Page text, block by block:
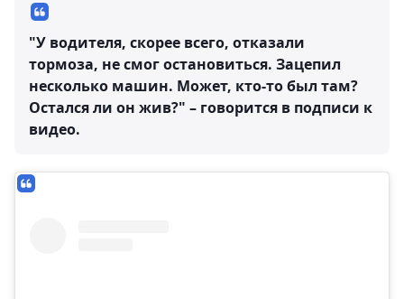
"У водителя, скорее всего, отказали
тормоза, не смог остановиться. Зацепил
несколько машин. Может, кто-то был там?
Остался ли он жив?" – говорится в подписи к
видео.